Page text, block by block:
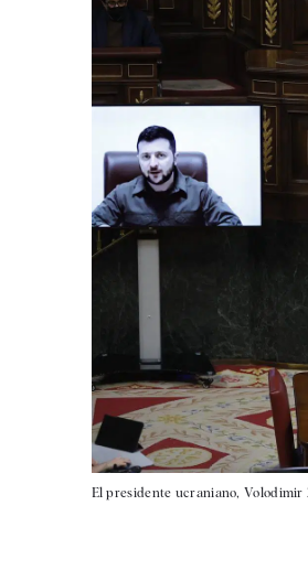
El presidente ucraniano,